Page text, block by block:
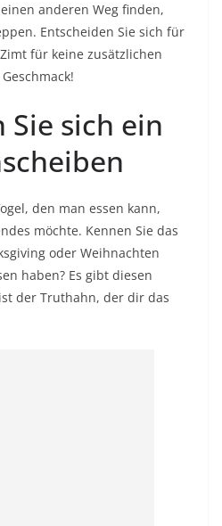
anderen Weg finden,
Entscheiden Sie sich für
für keine zusätzlichen
Sie sich ein
den man essen kann,
möchte. Kennen Sie das
oder Weihnachten
haben? Es gibt diesen
der Truthahn, der dir das